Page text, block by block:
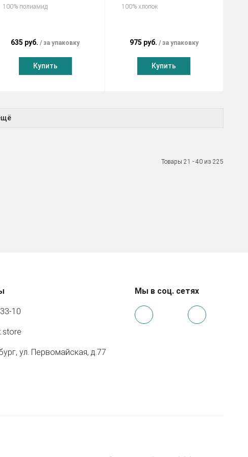
100% полиамид
635 руб. за упаковку
Купить
100% хлопок
975 руб. за упаковку
Купить
Товары 21 - 40 из 225
10
ул. Первомайская, д.77
Мы в соц. сетях